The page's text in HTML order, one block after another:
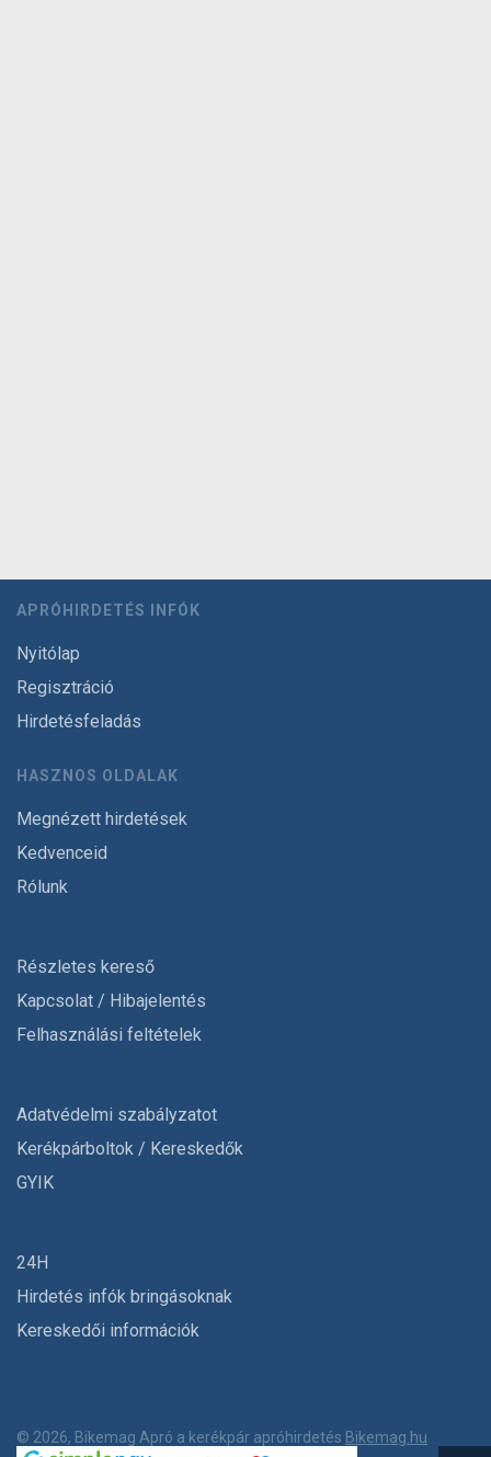
APRÓHIRDETÉS INFÓK
Nyitólap
Regisztráció
Hirdetésfeladás
HASZNOS OLDALAK
Megnézett hirdetések
Kedvenceid
Rólunk
Részletes kereső
Kapcsolat / Hibajelentés
Felhasználási feltételek
Adatvédelmi szabályzatot
Kerékpárboltok / Kereskedők
GYIK
24H
Hirdetés infók bringásoknak
Kereskedői információk
© 2026, Bikemag Apró a kerékpár apróhirdetés Bikemag.hu